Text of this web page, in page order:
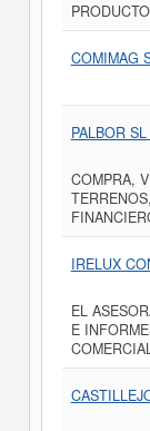
COMIMAG
PALBOR
COMPRA,
IRELUX
EL
E